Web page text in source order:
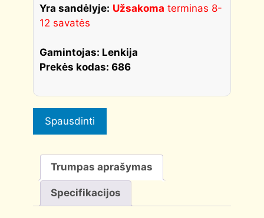
Yra sandėlyje: Užsakoma terminas 8-
12 savatės
Gamintojas: Lenkija
Prekės kodas: 686
Spausdinti
Trumpas aprašymas
Specifikacijos